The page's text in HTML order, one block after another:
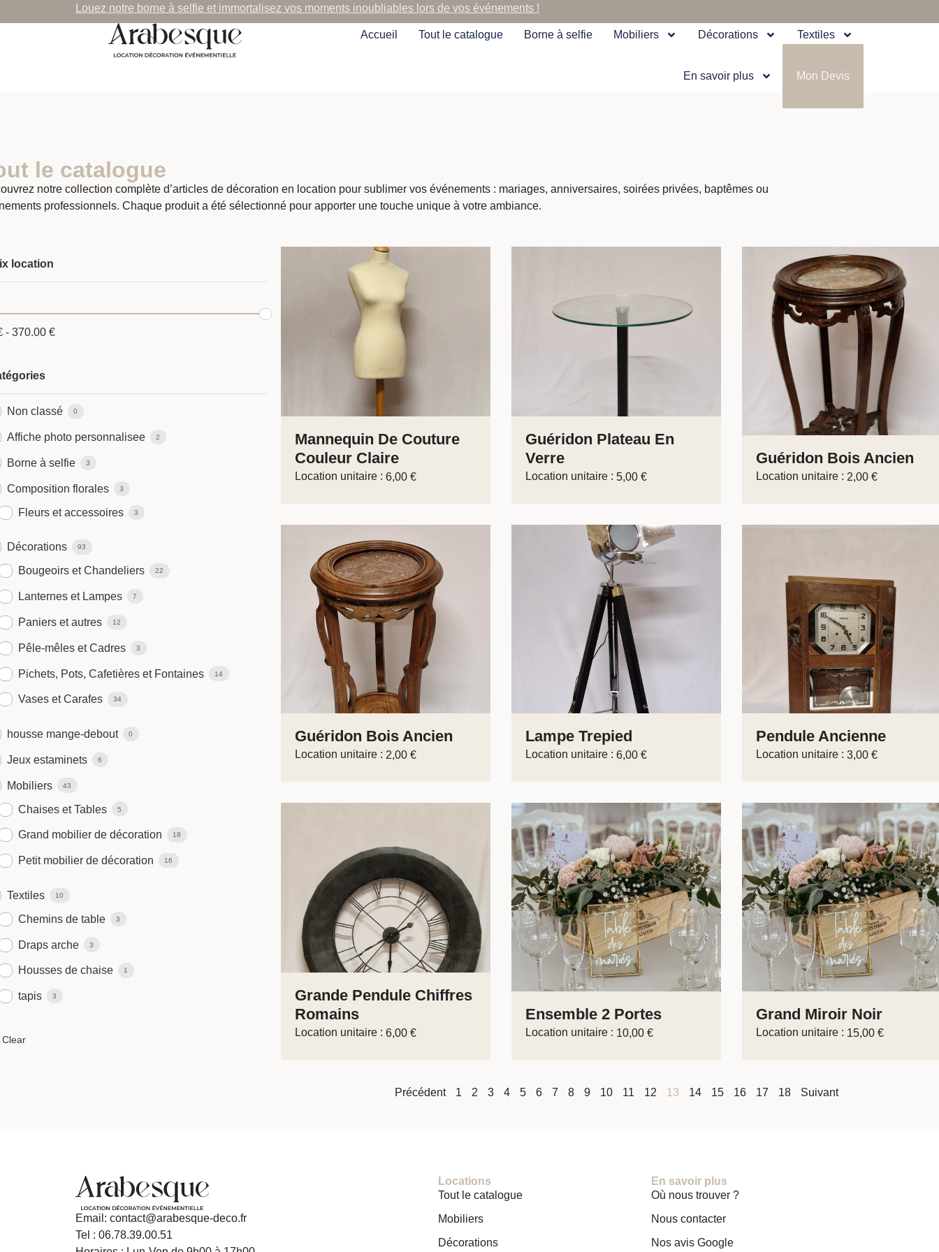
Louez notre borne à selfie et immortalisez vos moments inoubliables lors de vos événements !
Accueil Tout le catalogue Borne à selfie Mobiliers Décorations Textiles
En savoir plus Mon Devis
le catalogue
notre collection complète d’articles de décoration en location pour sublimer vos événements : mariages, anniversaires, soirées privées, baptêmes ou
professionnels. Chaque produit a été sélectionné pour apporter une touche unique à votre ambiance.
location
- 370.00 €
Non classé 0
Affiche photo personnalisee 2
Borne à selfie 3
Composition florales 3
Fleurs et accessoires 3
Décorations 93
Bougeoirs et Chandeliers 22
Lanternes et Lampes 7
Paniers et autres 12
Pêle-mêles et Cadres 3
Pichets, Pots, Cafetières et Fontaines 14
Vases et Carafes 34
housse mange-debout 0
Jeux estaminets 6
Mobiliers 43
Chaises et Tables 5
Grand mobilier de décoration 18
Petit mobilier de décoration 16
Textiles 10
Chemins de table 3
Draps arche 3
Housses de chaise 1
tapis 3
Mannequin De Couture
Couleur Claire
Location unitaire : 6,00 €
Guéridon Plateau En
Verre
Location unitaire : 5,00 €
Guéridon Bois Ancien
Location unitaire : 2,00 €
Guéridon Bois Ancien
Location unitaire : 2,00 €
Lampe Trepied
Location unitaire : 6,00 €
Pendule Ancienne
Location unitaire : 3,00 €
Grande Pendule Chiffres
Romains
Location unitaire : 6,00 €
Ensemble 2 Portes
Location unitaire : 10,00 €
Grand Miroir Noir
Location unitaire : 15,00 €
Précédent 1 2 3 4 5 6 7 8 9 10 11 12 13 14 15 16 17 18 Suivant
Email: contact@arabesque-deco.fr
Tel : 06.78.39.00.51
Locations
Tout le catalogue
Mobiliers
Décorations
En savoir plus
Où nous trouver ?
Nous contacter
Nos avis Google